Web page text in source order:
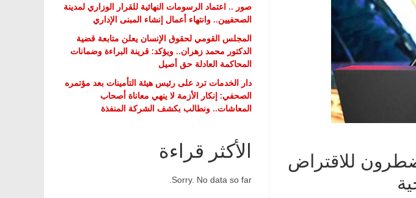
للاقتراض
صور .. اعتماد الرسومات النهائية للقرار الوزاري لمدينة
الصحفيين.. وانتهاء أعمال إنشاء المبنى الإداري
المجلس القومي لحقوق الإنسان يعلن متابعة قضية
الدكتور محمد زهران.. ويؤكد: قرينة البراءة وضمانات
المحاكمة العادلة حق أصيل
دار الخدمات ترد على رئيس هيئة التأمينات بعد مؤتمره
الصحفي: إنكار الأزمة لا ينهي معاناة أصحاب
المعاشات.. ونطالب بكشف الشركة المنفذة
الأكثر قراءة
Sorry. No data so far.